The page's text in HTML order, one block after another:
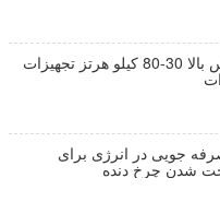
DSP (رقمی کامل) فرکانس بالا 30-80 کیلو هرتز تجهیزات
جویی در انرژی برای
شدن چرخ دنده